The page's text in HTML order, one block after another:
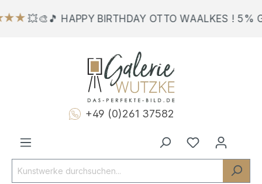
💥🎨🎵 HAPPY BIRTHDAY OTTO WAALKES ! 5%
+49 (0)261 37582